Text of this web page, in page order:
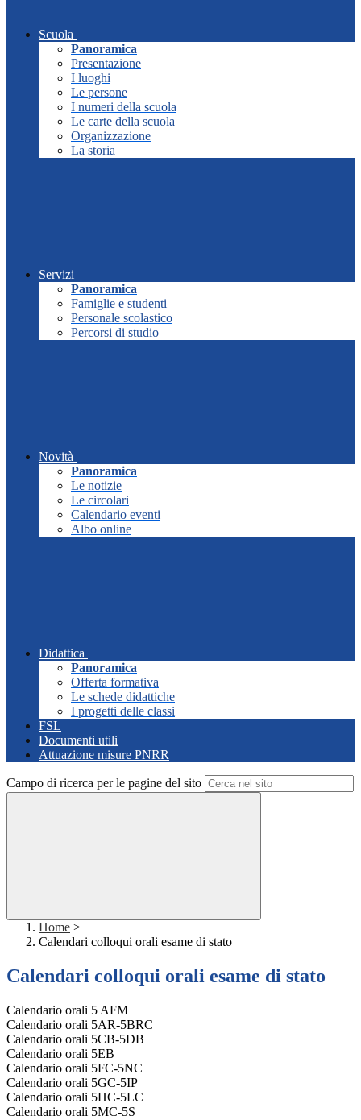
Scuola
Panoramica
Presentazione
I luoghi
Le persone
I numeri della scuola
Le carte della scuola
Organizzazione
La storia
Servizi
Panoramica
Famiglie e studenti
Personale scolastico
Percorsi di studio
Novità
Panoramica
Le notizie
Le circolari
Calendario eventi
Albo online
Didattica
Panoramica
Offerta formativa
Le schede didattiche
I progetti delle classi
FSL
Documenti utili
Attuazione misure PNRR
Campo di ricerca per le pagine del sito
Home >
Calendari colloqui orali esame di stato
Calendari colloqui orali esame di stato
Calendario orali 5 AFM
Calendario orali 5AR-5BRC
Calendario orali 5CB-5DB
Calendario orali 5EB
Calendario orali 5FC-5NC
Calendario orali 5GC-5IP
Calendario orali 5HC-5LC
Calendario orali 5MC-5S